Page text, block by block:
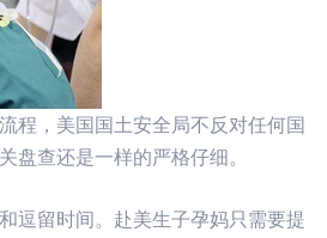
程，美国国土安全局不反对任何国
盘查还是一样的严格仔细。
逗留时间。赴美生子孕妈只需要提